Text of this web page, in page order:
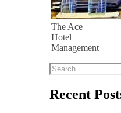
The Ace
Hotel
Management
Recent